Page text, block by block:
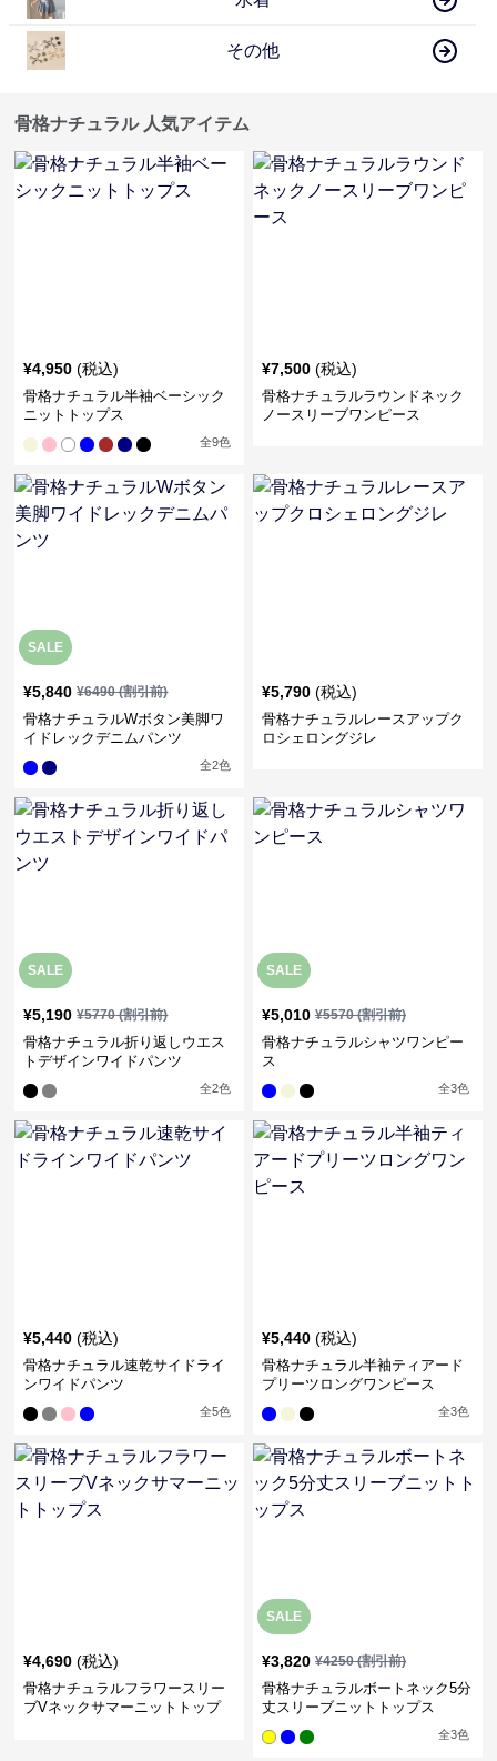
その他
骨格ナチュラル 人気アイテム
¥4,950 (税込)
骨格ナチュラル半袖ベーシック
ニットトップス
全9色
¥7,500 (税込)
骨格ナチュラルラウンドネック
ノースリーブワンピース
SALE
¥5,840 ¥6490(割引前)
骨格ナチュラルWボタン美脚ワ
イドレックデニムパンツ
全2色
¥5,790 (税込)
骨格ナチュラルレースアップク
ロシェロングジレ
SALE
¥5,190 ¥5770(割引前)
骨格ナチュラル折り返しウエス
トデザインワイドパンツ
全2色
SALE
¥5,010 ¥5570(割引前)
骨格ナチュラルシャツワンピー
ス
全3色
¥5,440 (税込)
骨格ナチュラル速乾サイドライ
ンワイドパンツ
全5色
¥5,440 (税込)
骨格ナチュラル半袖ティアード
プリーツロングワンピース
全3色
¥4,690 (税込)
骨格ナチュラルフラワースリー
ブVネックサマーニットトップ
SALE
¥3,820 ¥4250(割引前)
骨格ナチュラルボートネック5分
丈スリーブニットトップス
全3色